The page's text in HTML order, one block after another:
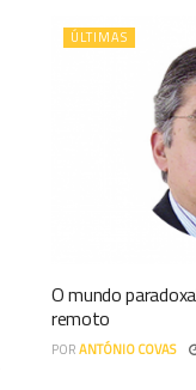
ÚLTIMAS
O mundo
remoto
PORANTÓNIO COVAS